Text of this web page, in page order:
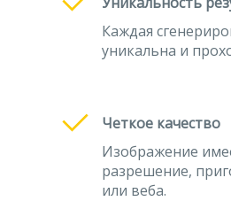
Каждая
уникальна и
Четкое качество
Изображение
разрешение,
или веба.